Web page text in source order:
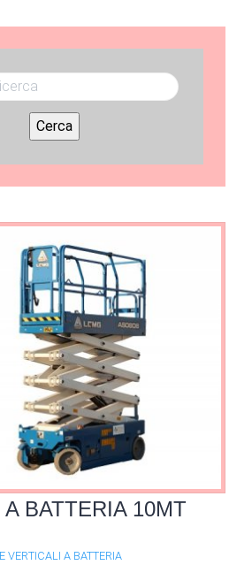
Cerca
BATTERIA 10MT
VERTICALI A BATTERIA